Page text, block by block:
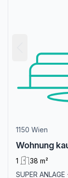
1150 Wien
Wohnung
1
38 m²
SUPER